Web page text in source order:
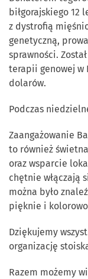
biłgorajskiego 12
z dystrofią
genetyczną,
sprawności.
terapii genowej w
dolarów.
Podczas
Zaangażowanie
to również
oraz wsparcie
chętnie włączają
można było
pięknie i
Dziękujemy
organizację
Razem możemy